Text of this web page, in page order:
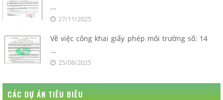
...
27/11/2025
Về việc công khai giấy phép môi trường số: 14
...
25/08/2025
CÁC DỰ ÁN TIÊU BIÊU